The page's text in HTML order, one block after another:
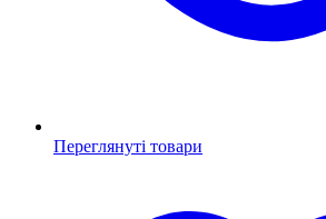
Переглянуті товари